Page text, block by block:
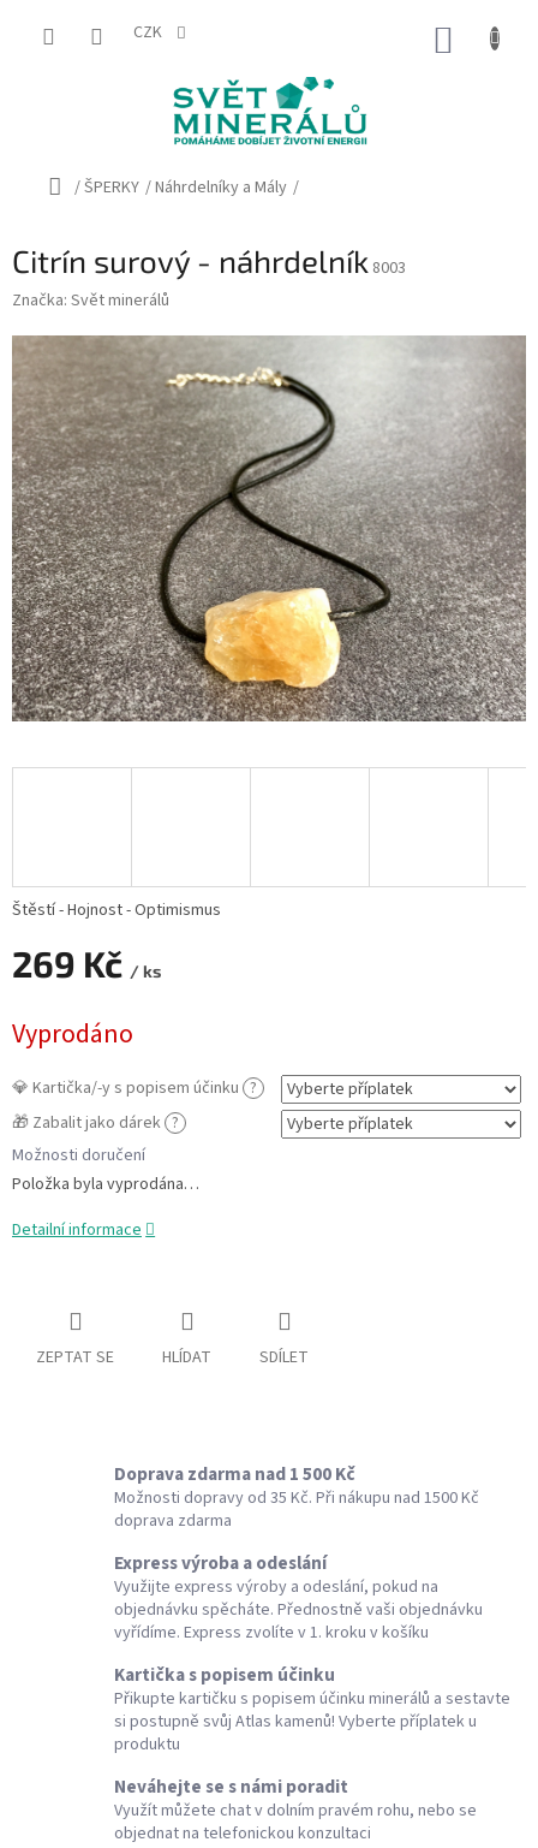
CZK
Domů
/ŠPERKY /Náhrdelníky a Mály /
Citrín surový - náhrdelník 8003
Značka: Svět minerálů
269 Kč / ks
cena:
Vyprodáno
💎 Kartička/-y s popisem účinku ?
🎁 Zabalit jako dárek ?
Možnosti doručení
Položka byla vyprodána…
Štěstí - Hojnost - Optimismus
Detailní informace
ZEPTAT SE HLÍDAT SDÍLET
Doprava zdarma nad 1 500 Kč
Možnosti dopravy od 35 Kč. Při nákupu nad 1500 Kč
doprava zdarma
Express výroba a odeslání
Využijte express výroby a odeslání, pokud na
objednávku spěcháte. Přednostně vaši objednávku
vyřídíme. Express zvolíte v 1. kroku v košíku
Kartička s popisem účinku
Přikupte kartičku s popisem účinku minerálů a sestavte
si postupně svůj Atlas kamenů! Vyberte příplatek u
produktu
Neváhejte se s námi poradit
Využít můžete chat v dolním pravém rohu, nebo se
objednat na telefonickou konzultaci